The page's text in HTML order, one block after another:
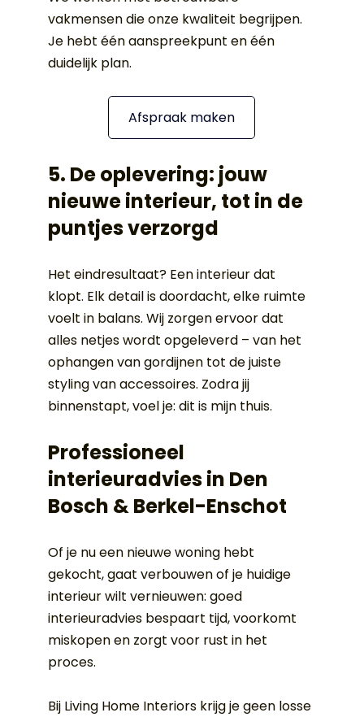
vakmensen die onze kwaliteit begrijpen.
Je hebt één aanspreekpunt en één
duidelijk plan.
Afspraak maken
5. De oplevering: jouw
nieuwe interieur, tot in de
puntjes verzorgd
Het eindresultaat? Een interieur dat
klopt. Elk detail is doordacht, elke ruimte
voelt in balans. Wij zorgen ervoor dat
alles netjes wordt opgeleverd – van het
ophangen van gordijnen tot de juiste
styling van accessoires. Zodra jij
binnenstapt, voel je: dit is mijn thuis.
Professioneel
interieuradvies in Den
Bosch & Berkel-Enschot
Of je nu een nieuwe woning hebt
gekocht, gaat verbouwen of je huidige
interieur wilt vernieuwen: goed
interieuradvies bespaart tijd, voorkomt
miskopen en zorgt voor rust in het
proces.
Bij Living Home Interiors krijg je geen losse